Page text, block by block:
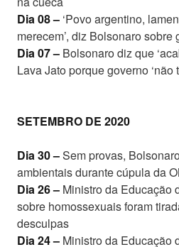
Dia 08 – ‘Povo argentino,
merecem’, diz Bolsonaro
Dia 07 – Bolsonaro diz que
Lava Jato porque governo ‘não
SETEMBRO DE 2020
Dia 30 –Sem provas,
ambientais durante cúpula da
Dia 26 – Ministro da Educação
sobre homossexuais foram
desculpas
Dia 24 – Ministro da Educação